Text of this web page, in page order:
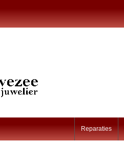
Reparaties